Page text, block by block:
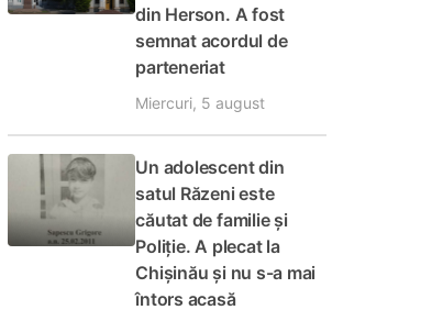
din Herson. A fost
semnat acordul de
parteneriat
Miercuri, 5 august
Un adolescent din
satul Răzeni este
căutat de familie și
Poliție. A plecat la
Chișinău și nu s-a mai
întors acasă